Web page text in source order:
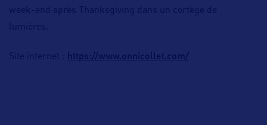
week-end après Thanksgiving dans un cortège de
lumières.
Site internet : https://www.onnicollet.com/